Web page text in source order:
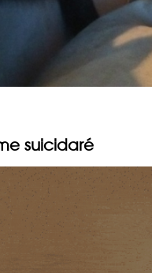
suicidaré